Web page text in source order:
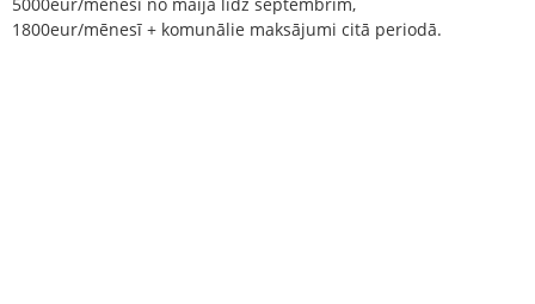
1800eur/mēnesī + komunālie maksājumi citā periodā.